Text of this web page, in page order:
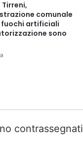
Tirreni,
comunale
fuochi artificiali
sono
contrassegnati